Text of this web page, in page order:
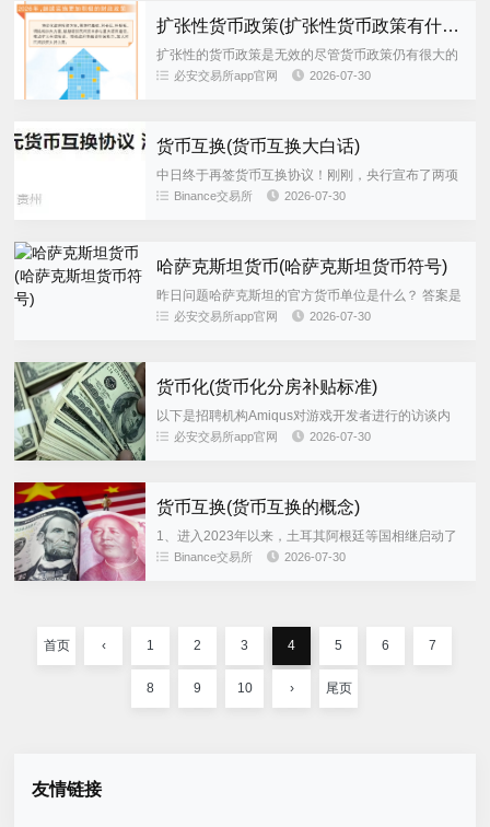
扩张性货币政策(扩张性货币政策有什么)
扩张性的货币政策是无效的尽管货币政策仍有很大的
余地，但现在并不是有效的当前货币政策的目的应该
必安交易所app官网 2026-07-30
货币互换(货币互换大白话)
中日终于再签货币互换协议！刚刚，央行宣布了两项
与日本的重要合作一是经国务院批准，中国人民银行
Binance交易所 2026-07-30
哈萨克斯坦货币(哈萨克斯坦货币符号)
昨日问题哈萨克斯坦的官方货币单位是什么？ 答案是
坚戈Tenge，国际代码KZT是从一篇讲蜜雪冰城出海
必安交易所app官网 2026-07-30
货币化(货币化分房补贴标准)
以下是招聘机构Amiqus对游戏开发者进行的访谈内
容，讨论主题 在免费游戏市场的竞争环境下，货币化
必安交易所app官网 2026-07-30
货币互换(货币互换的概念)
1、进入2023年以来，土耳其阿根廷等国相继启动了
自己的货币互换计划业内人士指出，货币互换是国际
Binance交易所 2026-07-30
首页 ‹ 1 2 3 4 5 6 7
8 9 10 › 尾页
友情链接